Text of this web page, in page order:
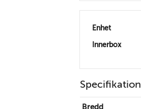
Enhet
Innerbox
Specifikation
Bredd